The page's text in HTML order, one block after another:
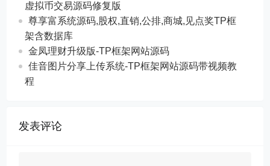
虚拟币交易源码修复版
尊享富系统源码,股权,直销,公排,商城,见点奖TP框
架含数据库
金凤理财升级版-TP框架网站源码
佳音图片分享上传系统-TP框架网站源码带视频教
程
发表评论